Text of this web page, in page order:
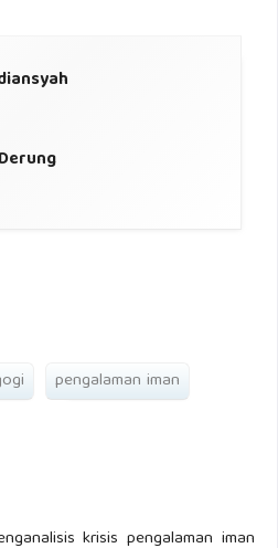
pengalaman iman
krisis pengalaman iman